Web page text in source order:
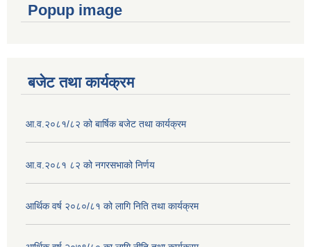
Popup image
बजेट तथा कार्यक्रम
आ.व.२०८१/८२ को बार्षिक बजेट तथा कार्यक्रम
आ.व.२०८१ ८२ को नगरसभाको निर्णय
आर्थिक वर्ष २०८०/८१ को लागि निति तथा कार्यक्रम